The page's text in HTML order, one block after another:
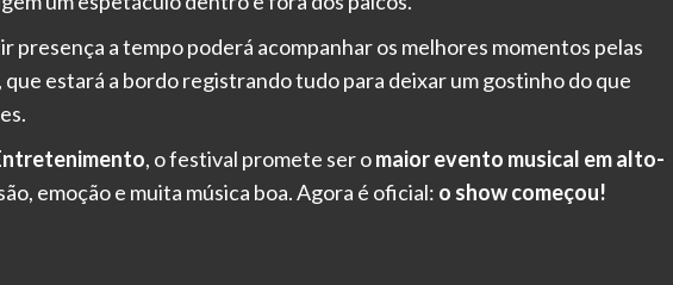
presença a tempo poderá acompanhar os melhores momentos pelas
, que estará a bordo registrando tudo para deixar um gostinho do que
, o festival promete ser omaior evento musical em alto-
emoção e muita música boa. Agora é oficial: o show começou!